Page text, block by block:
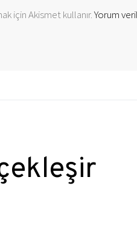
için Akismet kullanır.Yorum